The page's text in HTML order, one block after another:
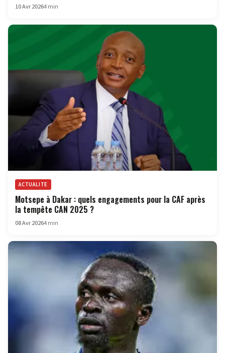
10 Avr 20264 min
ACTUALITE
Motsepe à Dakar : quels engagements pour la CAF après
la tempête CAN 2025 ?
08 Avr 20264 min